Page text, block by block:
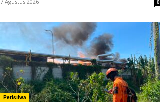
7 Agustus 2026 0
Peristiwa